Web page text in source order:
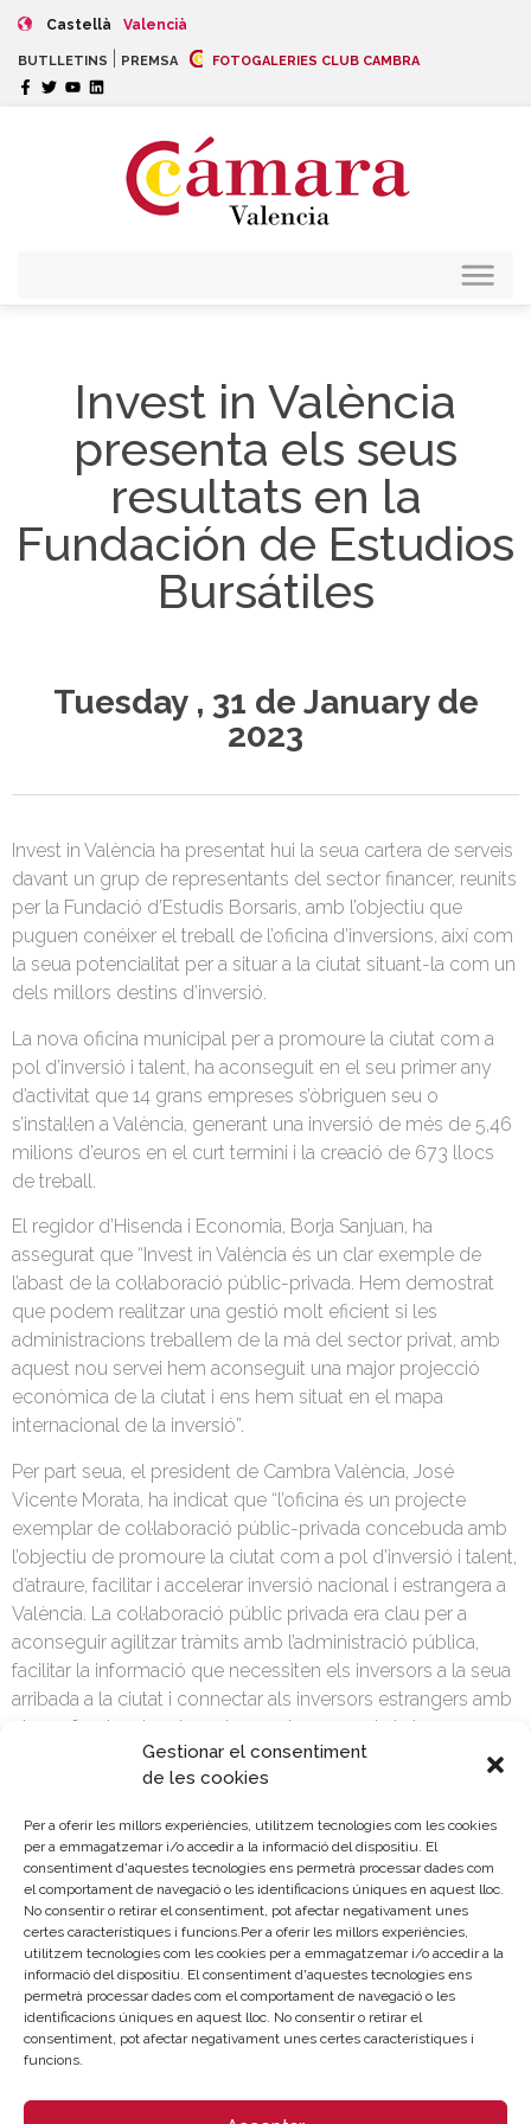
Gestionar el consentiment
de les cookies
Per a oferir les millors experiències, utilitzem tecnologies com les cookies
per a emmagatzemar i/o accedir a la informació del dispositiu. El
consentiment d'aquestes tecnologies ens permetrà processar dades com
el comportament de navegació o les identificacions úniques en aquest lloc.
No consentir o retirar el consentiment, pot afectar negativament unes
certes característiques i funcions.Per a oferir les millors experiències,
utilitzem tecnologies com les cookies per a emmagatzemar i/o accedir a la
informació del dispositiu. El consentiment d'aquestes tecnologies ens
permetrà processar dades com el comportament de navegació o les
identificacions úniques en aquest lloc. No consentir o retirar el
consentiment, pot afectar negativament unes certes característiques i
funcions.
Castellà Valencià
BUTLLETINS PREMSA FOTOGALERIES CLUB CAMBRA
Invest in València
presenta els seus
resultats en la
Fundación de Estudios
Bursátiles
Tuesday , 31 de January de
2023
Invest in València ha presentat hui la seua cartera de serveis
davant un grup de representants del sector financer, reunits
per la Fundació d’Estudis Borsaris, amb l’objectiu que
puguen conéixer el treball de l’oficina d’inversions, així com
la seua potencialitat per a situar a la ciutat situant-la com un
dels millors destins d’inversió.
La nova oficina municipal per a promoure la ciutat com a
pol d’inversió i talent, ha aconseguit en el seu primer any
d’activitat que 14 grans empreses s’òbriguen seu o
s’instal·len a València, generant una inversió de més de 5,46
milions d’euros en el curt termini i la creació de 673 llocs
de treball.
El regidor d’Hisenda i Economia, Borja Sanjuan, ha
assegurat que “Invest in València és un clar exemple de
l’abast de la col·laboració públic-privada. Hem demostrat
que podem realitzar una gestió molt eficient si les
administracions treballem de la mà del sector privat, amb
aquest nou servei hem aconseguit una major projecció
econòmica de la ciutat i ens hem situat en el mapa
internacional de la inversió”.
Per part seua, el president de Cambra València, José
Vicente Morata, ha indicat que “l’oficina és un projecte
exemplar de col·laboració públic-privada concebuda amb
l’objectiu de promoure la ciutat com a pol d’inversió i talent,
d’atraure, facilitar i accelerar inversió nacional i estrangera a
València. La col·laboració públic privada era clau per a
aconseguir agilitzar tràmits amb l’administració pública,
facilitar la informació que necessiten els inversors a la seua
arribada a la ciutat i connectar als inversors estrangers amb
els professionals adequats a cada moment de la
implantació i inversió. L’Ajuntament el va veure clar des del
principi i l’aliança ha sigut tot un èxit”.
Invest in València té com a principal missió atraure, facilitar i
accelerar inversió, tant estrangera com de la resta
d’Espanya, a València, amb l’objectiu de donar suport als
processos d’implantació empresarial a la ciutat de València,
generar riquesa i ocupació de qualitat a la ciutat, que
revertirà en el desenvolupament del teixit econòmic local.
També assegurar en creixement de les inversions ja
realitzades a la ciutat.
l’oficina durant el 2023 són la logística, salut i benestar,